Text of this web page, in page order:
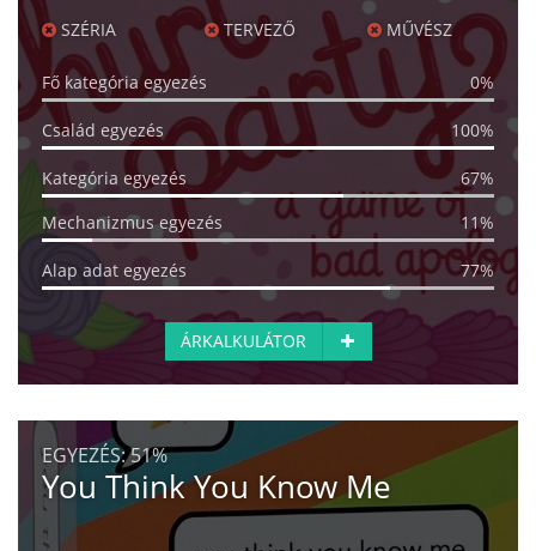
SZÉRIA TERVEZŐ MŰVÉSZ
Fő kategória egyezés 0%
Család egyezés 100%
Kategória egyezés
67%
Mechanizmus egyezés
11%
Alap adat egyezés 77%
ÁRKALKULÁTOR
EGYEZÉS:51%
You Think You Know Me